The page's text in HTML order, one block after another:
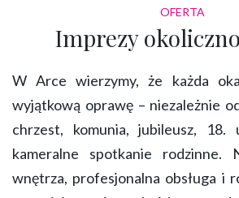
OFERTA
Imprezy
W Arce wierzymy, że każda
wyjątkową oprawę – niezależnie
chrzest, komunia, jubileusz, 18.
kameralne spotkanie rodzinne.
wnętrza, profesjonalna obsługa i